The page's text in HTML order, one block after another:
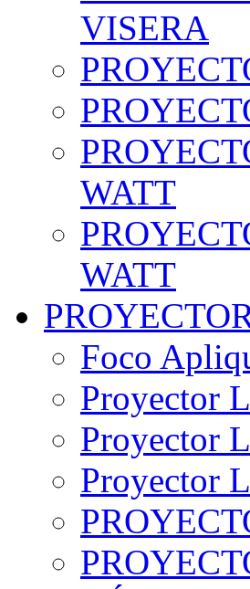
VISERA
WATT
WATT
Foco
Proyector
Proyector
Proyector